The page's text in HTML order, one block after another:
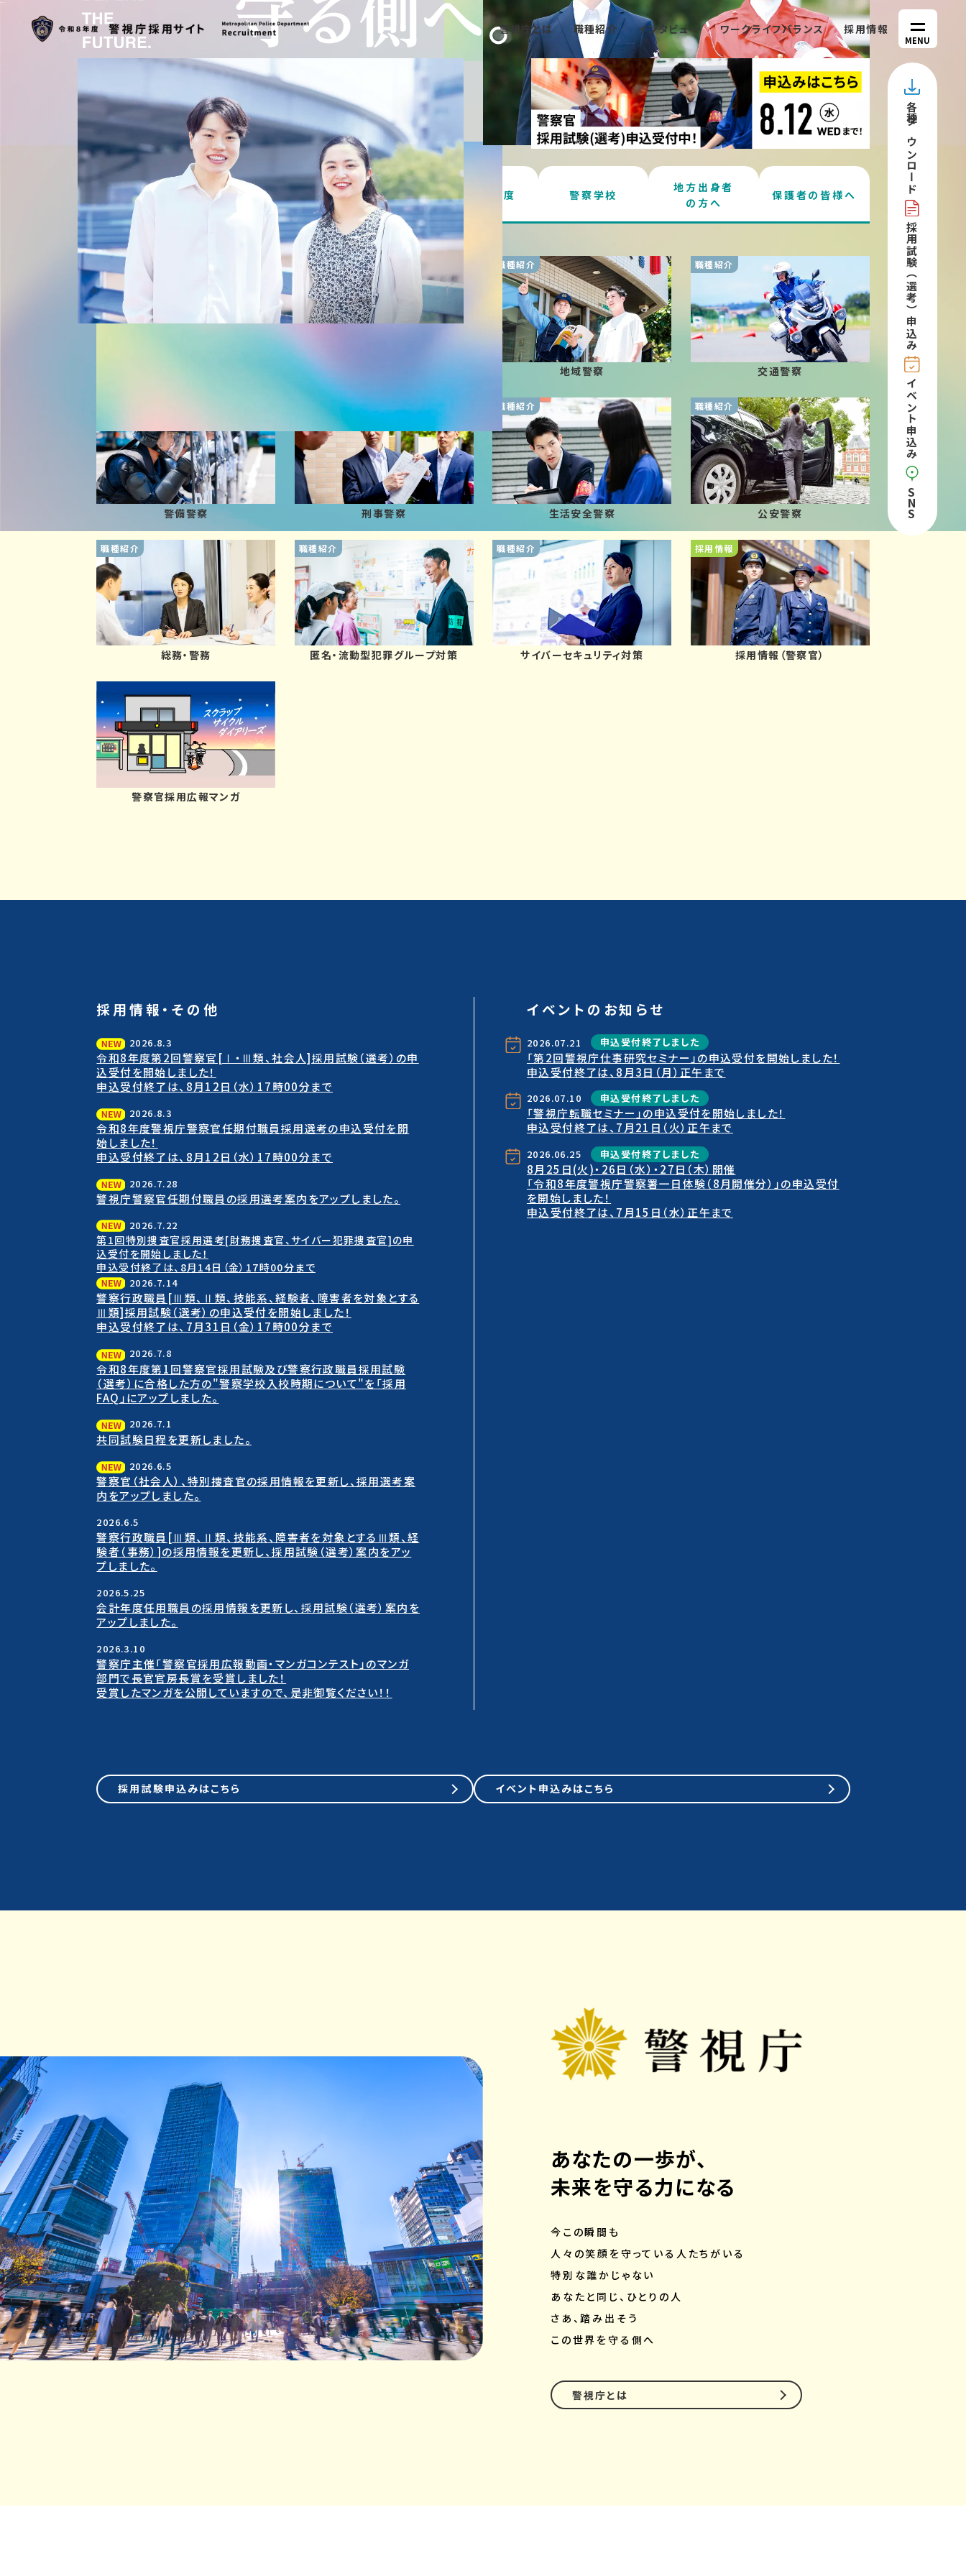
警視庁とは 職種紹介 インタビュー ワークライフバランス 採用情報
MENU
各種
ダウンロード
採用試験（選考）
申込み
イベント申込み
S
N
S
KEYWORDS
警察官を
警察行政職員を
知る
転職者の方へ 働き方・制度 警察学校
地方出身者
の方へ
保護者の皆様へ
動画コンテンツ 職種紹介
地域警察官の一日 ON&OFF
職種紹介
地域警察
職種紹介
交通警察
警備警察 刑事警察
職種紹介
生活安全警察
職種紹介
公安警察
職種紹介
総務・警務
職種紹介
匿名・流動型犯罪グループ対策
職種紹介
サイバーセキュリティ対策
採用情報
採用情報（警察官）
警察官採用広報マンガ
採用情報・その他
2026.8.3
令和8年度第2回警察官[Ⅰ・Ⅲ類、社会人]採用試験（選考）の申
込受付を開始しました！
申込受付終了は、8月12日（水）17時00分まで
2026.8.3
令和8年度警視庁警察官任期付職員採用選考の申込受付を開
始しました！
申込受付終了は、8月12日（水）17時00分まで
2026.7.28
警視庁警察官任期付職員の採用選考案内をアップしました。
2026.7.22
第1回特別捜査官採用選考[財務捜査官、サイバー犯罪捜査官]の申
込受付を開始しました！
申込受付終了は、8月14日（金）17時00分まで
2026.7.14
警察行政職員[Ⅲ類、Ⅱ類、技能系、経験者、障害者を対象とする
Ⅲ類]採用試験（選考）の申込受付を開始しました！
申込受付終了は、7月31日（金）17時00分まで
2026.7.8
令和8年度第1回警察官採用試験及び警察行政職員採用試験
（選考）に合格した方の"警察学校入校時期について"を「採用
FAQ」にアップしました。
2026.7.1
共同試験日程を更新しました。
2026.6.5
警察官（社会人）、特別捜査官の採用情報を更新し、採用選考案
内をアップしました。
2026.6.5
警察行政職員[Ⅲ類、Ⅱ類、技能系、障害者を対象とするⅢ類、経
験者（事務）]の採用情報を更新し、採用試験（選考）案内をアッ
プしました。
2026.5.25
会計年度任用職員の採用情報を更新し、採用試験（選考）案内を
アップしました。
2026.3.10
警察庁主催「警察官採用広報動画・マンガコンテスト」のマンガ
部門で長官官房長賞を受賞しました！
受賞したマンガを公開していますので、是非御覧ください！！
イベントのお知らせ
2026.07.21 申込受付終了しました
「第2回警視庁仕事研究セミナー」の申込受付を開始しました！
申込受付終了は、8月3日（月）正午まで
2026.07.10 申込受付終了しました
「警視庁転職セミナー」の申込受付を開始しました！
申込受付終了は、7月21日（火）正午まで
2026.06.25 申込受付終了しました
8月25日(火)・26日（水）・27日（木）開催
「令和8年度警視庁警察署一日体験（8月開催分）」の申込受付
を開始しました！
申込受付終了は、7月15日（水）正午まで
採用試験申込みはこちら イベント申込みはこちら
あなたの一歩が、
未来を守る力になる
今この瞬間も
人々の笑顔を守っている人たちがいる
特別な誰かじゃない
あなたと同じ、ひとりの人
さあ、踏み出そう
この世界を守る側へ
警視庁とは